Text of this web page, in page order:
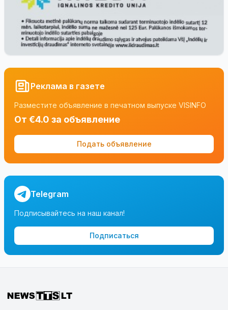
Реклама в газете
Разместите объявление в печатном выпуске VISINFO
От €4.0 за объявление
Подать объявление
Telegram
Подписывайтесь на наш канал!
Подписаться